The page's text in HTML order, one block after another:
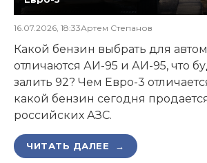
16.07.2026, 18:33Артем Степанов
Какой бензин выбрать для
отличаются АИ-95 и АИ-95, что
залить 92? Чем Евро-3
какой бензин сегодня
российских АЗС.
ЧИТАТЬ ДАЛЕЕ →